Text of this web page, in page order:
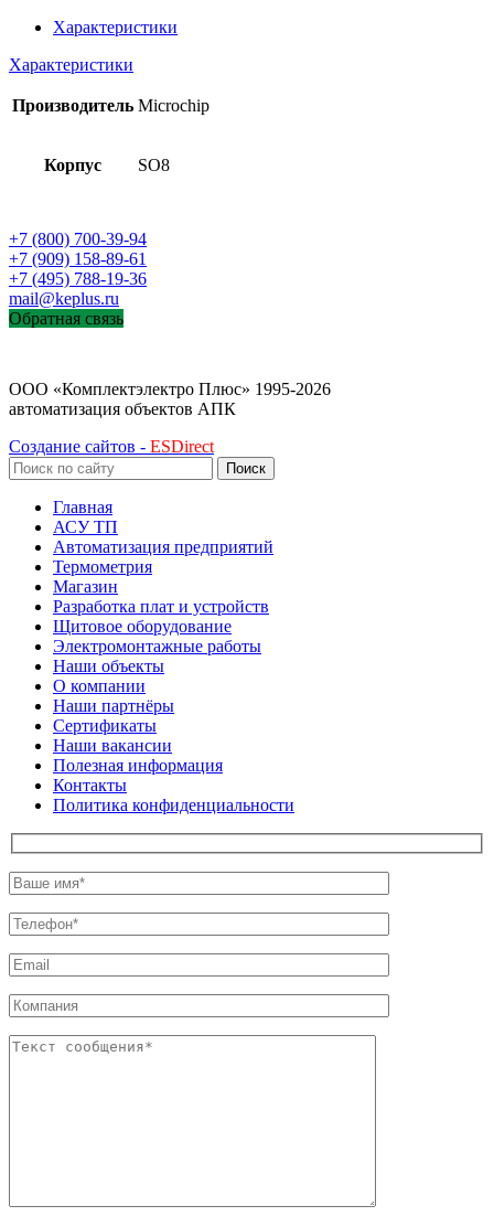
Характеристики
Характеристики
Производитель Microchip
Корпус SO8
+7 (800) 700-39-94
+7 (909) 158-89-61
+7 (495) 788-19-36
mail@keplus.ru
Обратная связь
ООО «Комплектэлектро Плюс» 1995-2026
автоматизация объектов АПК
Создание сайтов - ESDirect
Поиск
Главная
АСУ ТП
Автоматизация предприятий
Термометрия
Магазин
Разработка плат и устройств
Щитовое оборудование
Электромонтажные работы
Наши объекты
О компании
Наши партнёры
Сертификаты
Наши вакансии
Полезная информация
Контакты
Политика конфиденциальности